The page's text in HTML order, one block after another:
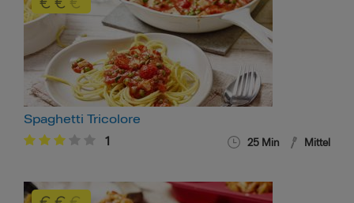
Spaghetti Tricolore
1 25 Min Mittel